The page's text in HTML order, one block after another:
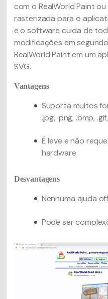
com o RealWorld Paint
rasterizada para o
e o software cuida de
modificações em
RealWorld Paint em um
SVG.
Vantagens
Suporta muitos
.jpg, .png, .bmp,
É leve e não
hardware.
Desvantagens
Nenhuma ajuda
Pode ser